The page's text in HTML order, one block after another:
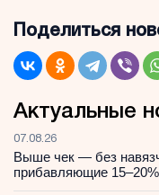
Поделиться
Актуальные
07.08.26
Выше чек — без
прибавляющие